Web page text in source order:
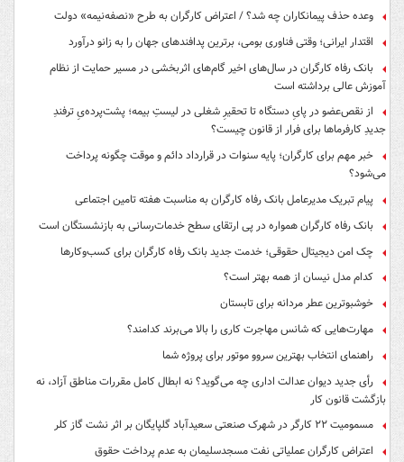
وعده حذف پیمانکاران چه شد؟ / اعتراض کارگران به طرح «نصفه‌نیمه» دولت
اقتدار ایرانی؛ وقتی فناوری بومی، برترین پدافندهای جهان را به زانو درآورد
بانک رفاه کارگران در سال‌های اخیر گام‌های اثربخشی در مسیر حمایت از نظام
آموزش عالی برداشته است
از نقص‌عضو در پایِ دستگاه تا تحقیرِ شغلی در لیستِ بیمه؛ پشت‌پرده‌یِ ترفندِ
جدیدِ کارفرماها برای فرار از قانون چیست؟
خبر مهم برای کارگران؛ پایه سنوات در قرارداد دائم و موقت چگونه پرداخت
می‌شود؟
پیام تبریک مدیرعامل بانک رفاه کارگران به مناسبت هفته تامین اجتماعی
بانک رفاه کارگران همواره در پی ارتقای سطح خدمات‌رسانی به بازنشستگان است
چک امن دیجیتال حقوقی؛ خدمت جدید بانک رفاه کارگران برای کسب‌وکارها
کدام مدل نیسان از همه بهتر است؟
خوشبوترین عطر مردانه برای تابستان
مهارت‌هایی که شانس مهاجرت کاری را بالا می‌برند کدامند؟
راهنمای انتخاب بهترین سروو موتور برای پروژه شما
رأی جدید دیوان عدالت اداری چه می‌گوید؟ نه ابطال کامل مقررات مناطق آزاد، نه
بازگشت قانون کار
مسمومیت ۲۲ کارگر در شهرک صنعتی سعیدآباد گلپایگان بر اثر نشت گاز کلر
اعتراض کارگران عملیاتی نفت مسجدسلیمان به عدم پرداخت حقوق